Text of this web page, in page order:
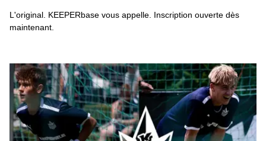
L'original. KEEPERbase vous appelle. Inscription ouverte dès
maintenant.